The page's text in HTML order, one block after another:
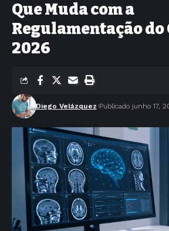
Que Muda com a
Regulamentação do
2026
Diego Velázquez Publicado junho 17,